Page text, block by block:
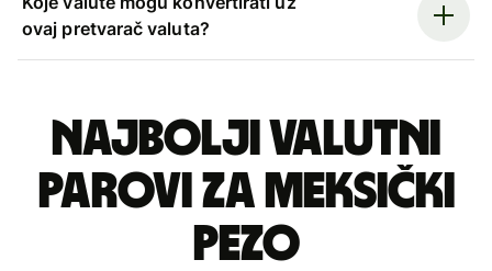
ovaj pretvarač valuta?
Najbolji valutni
parovi za meksički
pezo